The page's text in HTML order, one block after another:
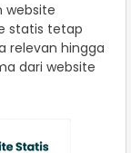
website
statis tetap
relevan hingga
dari website